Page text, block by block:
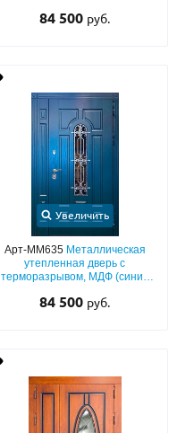
и защитной решеткой
84 500 руб.
Увеличить
Арт-ММ635 Металлическая
утепленная дверь с
терморазрывом, МДФ (синий
и боковой неподвижной
84 500 руб.